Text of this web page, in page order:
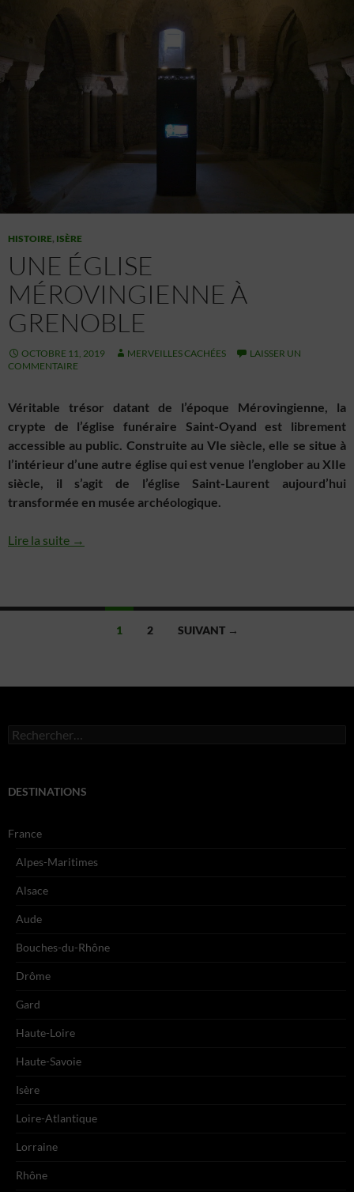
HISTOIRE, ISÈRE
UNE ÉGLISE
MÉROVINGIENNE À
GRENOBLE
OCTOBRE 11, 2019 MERVEILLES CACHÉES
LAISSER UN
COMMENTAIRE
Véritable trésor datant de l’époque Mérovingienne, la
crypte de l’église funéraire Saint-Oyand est librement
accessible au public. Construite au VIe siècle, elle se situe à
l’intérieur d’une autre église qui est venue l’englober au XIIe
siècle, il s’agit de l’église Saint-Laurent aujourd’hui
transformée en musée archéologique.
Lire la suite →
1 2 SUIVANT →
Rechercher :
DESTINATIONS
France
Alpes-Maritimes
Alsace
Aude
Bouches-du-Rhône
Drôme
Gard
Haute-Loire
Haute-Savoie
Isère
Loire-Atlantique
Lorraine
Rhône